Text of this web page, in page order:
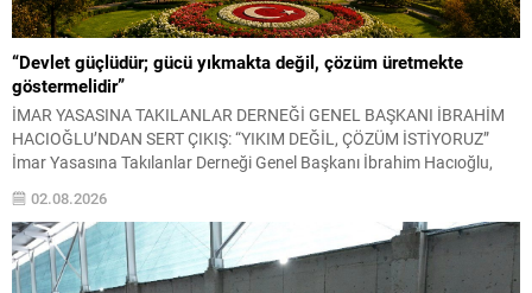
“Devlet güçlüdür; gücü yıkmakta değil, çözüm üretmekte
göstermelidir”
İMAR YASASINA TAKILANLAR DERNEĞİ GENEL BAŞKANI İBRAHİM
HACIOĞLU’NDAN SERT ÇIKIŞ: “YIKIM DEĞİL, ÇÖZÜM İSTİYORUZ”
İmar Yasasına Takılanlar Derneği Genel Başkanı İbrahim Hacıoğlu,
gündeme taşıyarak, mevcut sorunların yalnızca yıkım kararlarıyla
çözülemeyeceğini belirtti. Hacıoğlu, tarım alanlarının korunması ile
vatandaşların mülkiyet haklarının güvence altına alınmasının
birbirine...
02.08.2026